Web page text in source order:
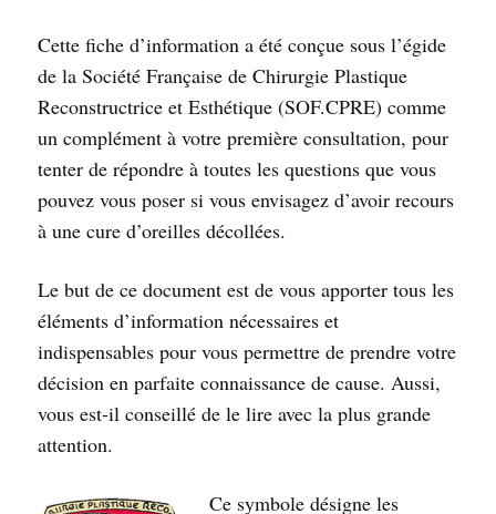
Cette fiche d’information a été conçue sous l’égide
de la Société Française de Chirurgie Plastique
Reconstructrice et Esthétique (SOF.CPRE) comme
un complément à votre première consultation, pour
tenter de répondre à toutes les questions que vous
pouvez vous poser si vous envisagez d’avoir recours
à une cure d’oreilles décollées.
Le but de ce document est de vous apporter tous les
éléments d’information nécessaires et
indispensables pour vous permettre de prendre votre
décision en parfaite connaissance de cause. Aussi,
vous est-il conseillé de le lire avec la plus grande
attention.
Ce symbole désigne les